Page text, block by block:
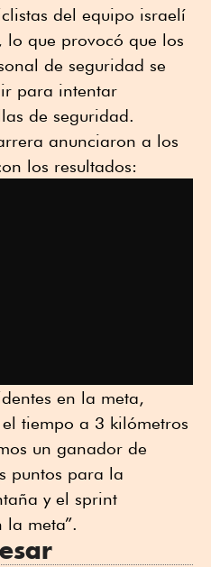
del equipo israelí
que provocó que los
de seguridad se
para intentar
de seguridad.
anunciaron a los
los resultados:
en la meta,
tiempo a 3 kilómetros
un ganador de
puntos para la
y el sprint
meta”.